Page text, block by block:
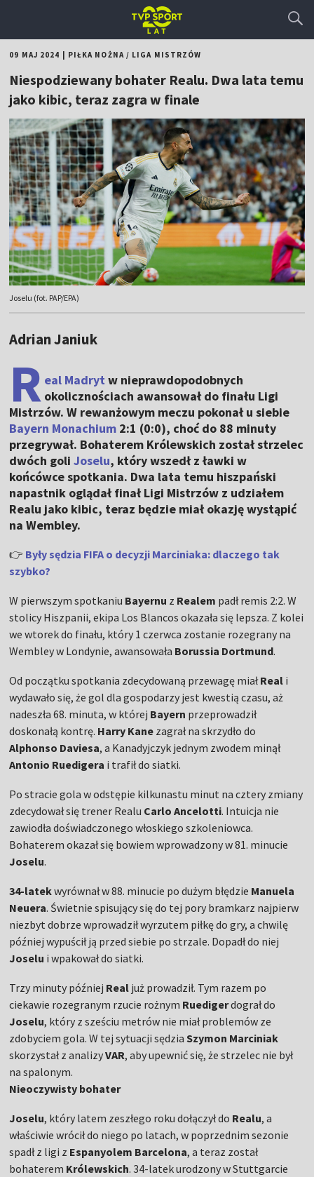
09 MAJ 2024 PIŁKA NOŻNA/ LIGA MISTRZÓW
Niespodziewany bohater Realu. Dwa lata temu
jako kibic, teraz zagra w finale
Joselu (fot. PAP/EPA)
Adrian Janiuk
R eal Madryt w nieprawdopodobnych
okolicznościach awansował do finału Ligi
Mistrzów. W rewanżowym meczu pokonał u siebie
Bayern Monachium 2:1 (0:0), choć do 88 minuty
przegrywał. Bohaterem Królewskich został strzelec
dwóch goliJoselu, który wszedł z ławki w
końcówce spotkania. Dwa lata temu hiszpański
napastnik oglądał finał Ligi Mistrzów z udziałem
Realu jako kibic, teraz będzie miał okazję wystąpić
na Wembley.
👉 Były sędzia FIFA o decyzji Marciniaka: dlaczego tak
szybko?
W pierwszym spotkaniu Bayernu z Realem padł remis 2:2. W
stolicy Hiszpanii, ekipa Los Blancos okazała się lepsza. Z kolei
we wtorek do finału, który 1 czerwca zostanie rozegrany na
Wembley w Londynie, awansowała Borussia Dortmund.
Od początku spotkania zdecydowaną przewagę miałReal i
wydawało się, że gol dla gospodarzy jest kwestią czasu, aż
nadeszła 68. minuta, w której Bayern przeprowadził
doskonałą kontrę. Harry Kane zagrał na skrzydło do
Alphonso Daviesa, a Kanadyjczyk jednym zwodem minął
Antonio Ruedigera i trafił do siatki.
Po stracie gola w odstępie kilkunastu minut na cztery zmiany
zdecydował się trener Realu Carlo Ancelotti. Intuicja nie
zawiodła doświadczonego włoskiego szkoleniowca.
Bohaterem okazał się bowiem wprowadzony w 81. minucie
Joselu.
34-latekwyrównał w 88. minucie po dużym błędzie Manuela
Neuera. Świetnie spisujący się do tej pory bramkarz najpierw
niezbyt dobrze wprowadził wyrzutem piłkę do gry, a chwilę
później wypuścił ją przed siebie po strzale. Dopadł do niej
Joselu i wpakował do siatki.
Trzy minuty później Real już prowadził. Tym razem po
ciekawie rozegranym rzucie rożnym Ruedigerdograł do
Joselu, który z sześciu metrów nie miał problemów ze
zdobyciem gola. W tej sytuacji sędziaSzymon Marciniak
skorzystał z analizyVAR, aby upewnić się, że strzelec nie był
na spalonym.
Nieoczywisty bohater
Joselu, który latem zeszłego roku dołączył do Realu, a
właściwie wrócił do niego po latach, w poprzednim sezonie
spadł z ligi z Espanyolem Barcelona, a teraz został
bohaterem Królewskich. 34-latek urodzony w Stuttgarcie